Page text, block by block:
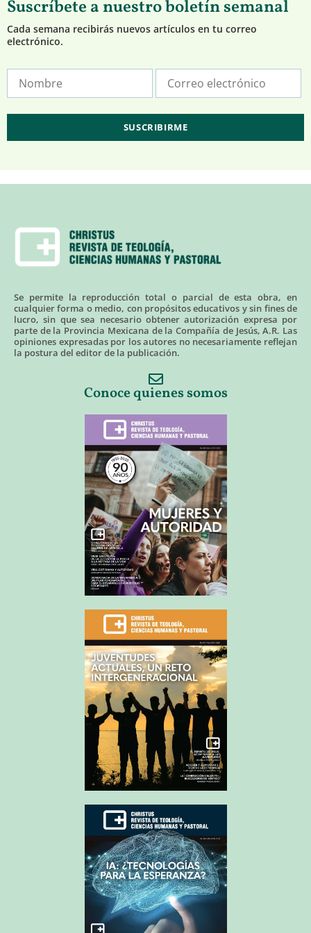
Suscríbete a nuestro boletín semanal
Cada semana recibirás nuevos artículos en tu correo
electrónico.
Se permite la reproducción total o parcial de esta obra, en
cualquier forma o medio, con propósitos educativos y sin fines de
lucro, sin que sea necesario obtener autorización expresa por
parte de la Provincia Mexicana de la Compañía de Jesús, A.R. Las
opiniones expresadas por los autores no necesariamente reflejan
la postura del editor de la publicación.
Conoce quienes somos